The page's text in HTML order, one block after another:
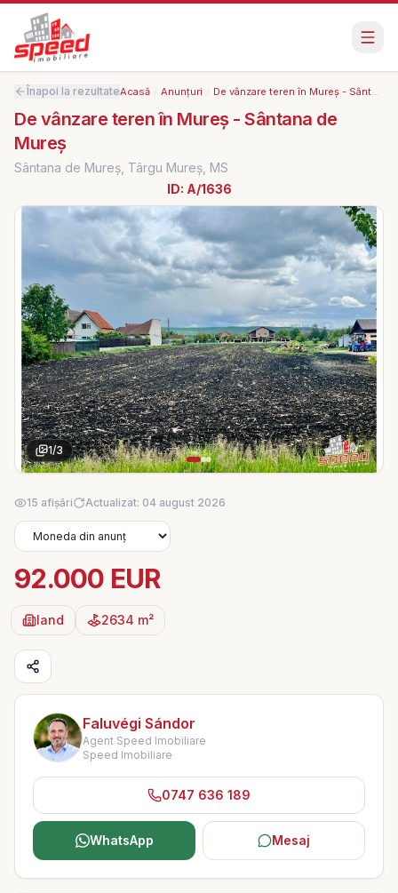
Înapoi la rezultateAcasă Anunțuri De vânzare teren în Mureș - Sântana de Mureș
De vânzare teren în Mureș - Sântana de
Mureș
Sântana de Mureș, Târgu Mureș, MS
ID: A/1636
1/3
15 afișări Actualizat: 04 august 2026
92.000 EUR
land 2634 m²
Faluvégi Sándor
Agent Speed Imobiliare
Speed Imobiliare
0747 636 189
WhatsApp Mesaj